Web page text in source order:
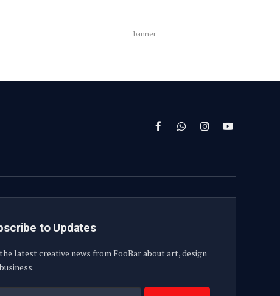
banner
FacebookWhatsAppInstagramYouTube
to Updates
latest creative news from FooBar about art, design